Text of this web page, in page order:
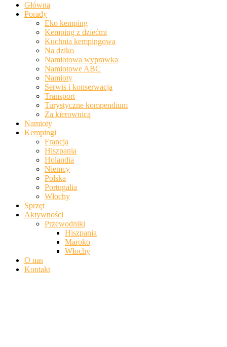
Główna
Porady
Eko kemping
Kemping z dziećmi
Kuchnia kempingowa
Na dziko
Namiotowa wyprawka
Namiotowe ABC
Namioty
Serwis i konserwacja
Transport
Turystyczne kompendium
Za kierownicą
Namioty
Kempingi
Francja
Hiszpania
Holandia
Niemcy
Polska
Portugalia
Włochy
Sprzęt
Aktywności
Przewodniki
Hiszpania
Maroko
Włochy
O nas
Kontakt